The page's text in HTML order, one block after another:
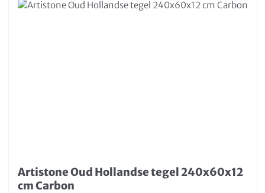
Artistone Oud Hollandse tegel 240x60x12
cm Carbon